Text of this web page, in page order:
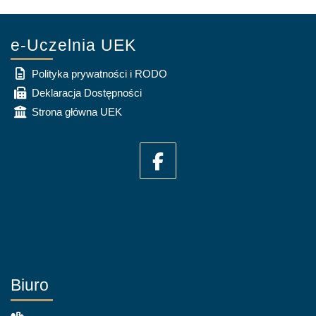
e-Uczelnia UEK
Polityka prywatności i RODO
Deklaracja Dostępności
Strona główna UEK
Biuro